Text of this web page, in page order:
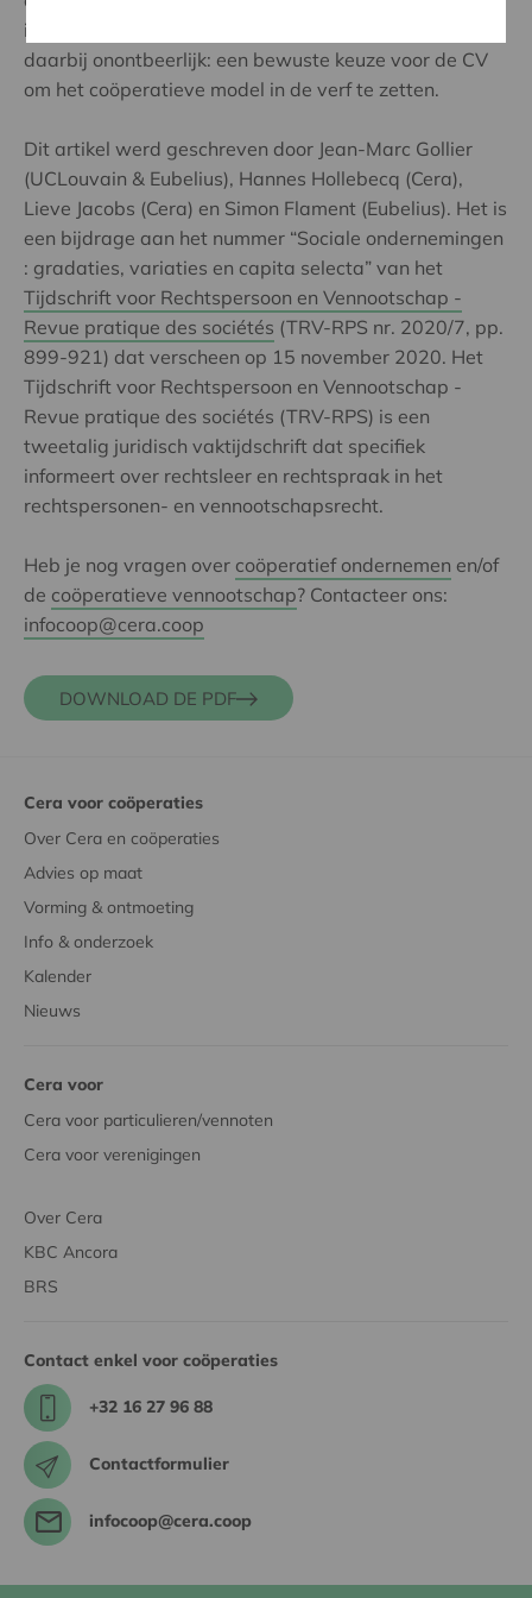
inmengend (overheids)beleid. Een rechtsvorm is
daarbij onontbeerlijk: een bewuste keuze voor de CV
om het coöperatieve model in de verf te zetten.
Dit artikel werd geschreven door Jean-Marc Gollier
(UCLouvain & Eubelius), Hannes Hollebecq (Cera),
Lieve Jacobs (Cera) en Simon Flament (Eubelius). Het is
een bijdrage aan het nummer “Sociale ondernemingen
: gradaties, variaties en capita selecta” van het
Tijdschrift voor Rechtspersoon en Vennootschap -
Revue pratique des sociétés (TRV-RPS nr. 2020/7, pp.
899-921) dat verscheen op 15 november 2020. Het
Tijdschrift voor Rechtspersoon en Vennootschap -
Revue pratique des sociétés (TRV-RPS) is een
tweetalig juridisch vaktijdschrift dat specifiek
informeert over rechtsleer en rechtspraak in het
rechtspersonen- en vennootschapsrecht.
Heb je nog vragen over coöperatief ondernemen en/of
de coöperatieve vennootschap? Contacteer ons:
infocoop@cera.coop
DOWNLOAD DE PDF
Cera voor coöperaties
Over Cera en coöperaties
Advies op maat
Vorming & ontmoeting
Info & onderzoek
Kalender
Nieuws
Cera voor
Cera voor particulieren/vennoten
Cera voor verenigingen
Over Cera
KBC Ancora
BRS
Contact enkel voor coöperaties
+32 16 27 96 88
Contactformulier
infocoop@cera.coop